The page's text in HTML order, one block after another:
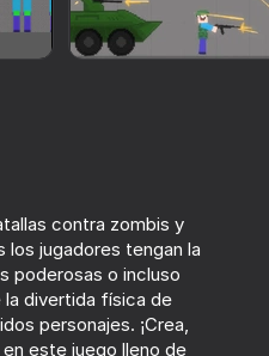
Mr. Stickman and the Bullet
41
contra zombis y
los jugadores tengan la
poderosas o incluso
divertida física de
personajes. ¡Crea,
este juego lleno de